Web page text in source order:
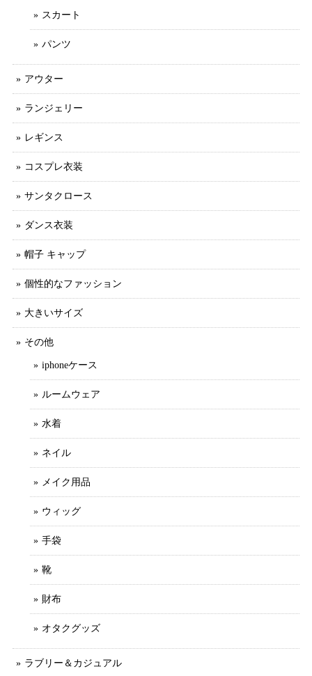
スカート
パンツ
アウター
ランジェリー
レギンス
コスプレ衣装
サンタクロース
ダンス衣装
帽子 キャップ
個性的なファッション
大きいサイズ
その他
iphoneケース
ルームウェア
水着
ネイル
メイク用品
ウィッグ
手袋
靴
財布
オタクグッズ
ラブリー＆カジュアル